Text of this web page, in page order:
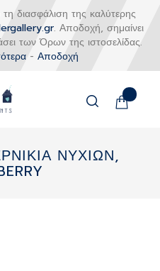
διασφάλιση της καλύτερης
. Αποδοχή, σημαίνει
των Όρων της ιστοσελίδας.
- Αποδοχή
Το
ΝΥΧΙΩΝ,